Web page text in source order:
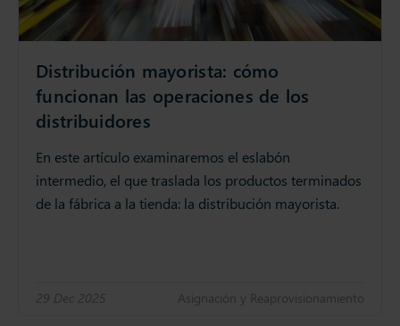
Distribución mayorista: cómo
funcionan las operaciones de los
distribuidores
En este artículo examinaremos el eslabón
intermedio, el que traslada los productos terminados
de la fábrica a la tienda: la distribución mayorista.
29 Dec 2025 Asignación y Reaprovisionamiento